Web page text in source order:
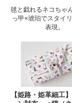
毬と戯れるネコちゃ
っ甲×琥珀でスタイ
表現。
【姫路・姫革細工